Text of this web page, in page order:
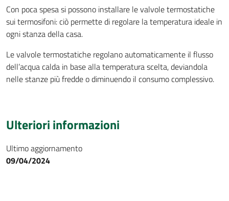
Con poca spesa si possono installare le valvole termostatiche
sui termosifoni: ciò permette di regolare la temperatura ideale in
ogni stanza della casa.
Le valvole termostatiche regolano automaticamente il flusso
dell’acqua calda in base alla temperatura scelta, deviandola
nelle stanze più fredde o diminuendo il consumo complessivo.
Ulteriori informazioni
Ultimo aggiornamento
09/04/2024